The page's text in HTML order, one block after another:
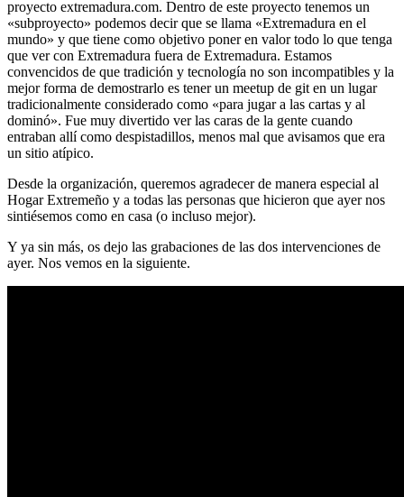
proyecto extremadura.com. Dentro de este proyecto tenemos un
«subproyecto» podemos decir que se llama «Extremadura en el
mundo» y que tiene como objetivo poner en valor todo lo que tenga
que ver con Extremadura fuera de Extremadura. Estamos
convencidos de que tradición y tecnología no son incompatibles y la
mejor forma de demostrarlo es tener un meetup de git en un lugar
tradicionalmente considerado como «para jugar a las cartas y al
dominó». Fue muy divertido ver las caras de la gente cuando
entraban allí como despistadillos, menos mal que avisamos que era
un sitio atípico.
Desde la organización, queremos agradecer de manera especial al
Hogar Extremeño y a todas las personas que hicieron que ayer nos
sintiésemos como en casa (o incluso mejor).
Y ya sin más, os dejo las grabaciones de las dos intervenciones de
ayer. Nos vemos en la siguiente.